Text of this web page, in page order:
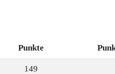
Punkte
149